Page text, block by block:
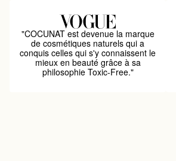
"COCUNAT est devenue la marque
de cosmétiques naturels qui a
conquis celles qui s'y connaissent le
mieux en beauté grâce à sa
philosophie Toxic-Free."